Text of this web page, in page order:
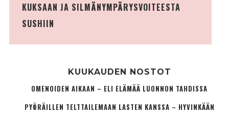
KUKSAAN JA SILMÄNYMPÄRYSVOITEESTA
SUSHIIN
KUUKAUDEN NOSTOT
OMENOIDEN AIKAAN – ELI ELÄMÄÄ LUONNON TAHDISSA
PYÖRÄILLEN TELTTAILEMAAN LASTEN KANSSA – HYVINKÄÄN